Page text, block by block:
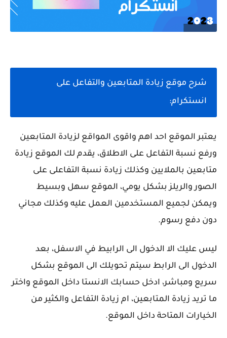
شرح موقع زيادة المتابعين والتفاعل على
انستكرام:
يعتبر الموقع احد اهم واقوى المواقع لزيادة المتابعين
ورفع نسبة التفاعل على الاطلاق، يقدم لك الموقع زيادة
متابعين بالملايين وكذلك زيادة نسبة التفاعلى على
الصور والريلز بشكل يومي، الموقع سهل وبسيط
ويمكن لجميع المستخدمين العمل عليه وكذلك مجاني
دون دفع رسوم.
ليس عليك الا الدخول الى الرابيط في الاسفل، بعد
الدخول الى الرابط سيتم تحويلك الى الموقع بشكل
سريع ومباشر، ادخل حسابك الانستا داخل الموقع واختر
ما تريد زيادة المتابعين، ام زيادة التفاعل والكثير من
الخيارات المتاحة داخل الموقع.